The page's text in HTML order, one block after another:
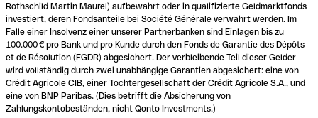
Rothschild Martin Maurel) aufbewahrt oder in qualifizierte Geldmarktfonds
investiert, deren Fondsanteile bei Société Générale verwahrt werden. Im
Falle einer Insolvenz einer unserer Partnerbanken sind Einlagen bis zu
100.000 € pro Bank und pro Kunde durch den Fonds de Garantie des Dépôts
et de Résolution (FGDR) abgesichert. Der verbleibende Teil dieser Gelder
wird vollständig durch zwei unabhängige Garantien abgesichert: eine von
Crédit Agricole CIB, einer Tochtergesellschaft der Crédit Agricole S.A., und
eine von BNP Paribas. (Dies betrifft die Absicherung von
Zahlungskontobeständen, nicht Qonto Investments.)